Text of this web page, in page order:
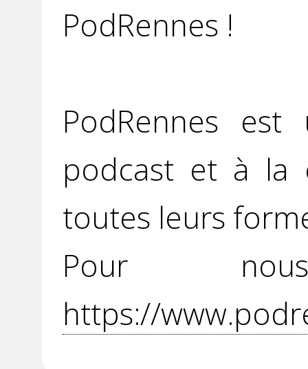
PodRennes !
PodRennes
podcast et à la
toutes leurs
Pour
https://